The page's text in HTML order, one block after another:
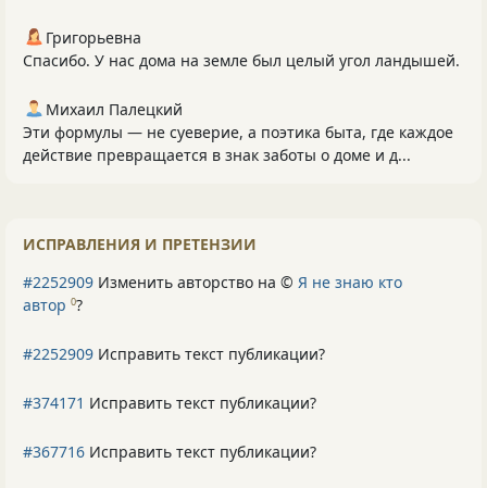
Григорьевна
Спасибо. У нас дома на земле был целый угол ландышей.
Михаил Палецкий
Эти формулы — не суеверие, а поэтика быта, где каждое
действие превращается в знак заботы о доме и д...
ИСПРАВЛЕНИЯ И ПРЕТЕНЗИИ
#2252909 Изменить авторство на © Я не знаю кто
автор 0?
#2252909 Исправить текст публикации?
#374171 Исправить текст публикации?
#367716 Исправить текст публикации?